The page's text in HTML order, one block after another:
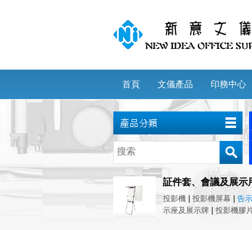
首頁 文儀產品 印務中心
証件套、會議及展示
投影機 投影機屏幕 告
示座及展示牌
投影機膠